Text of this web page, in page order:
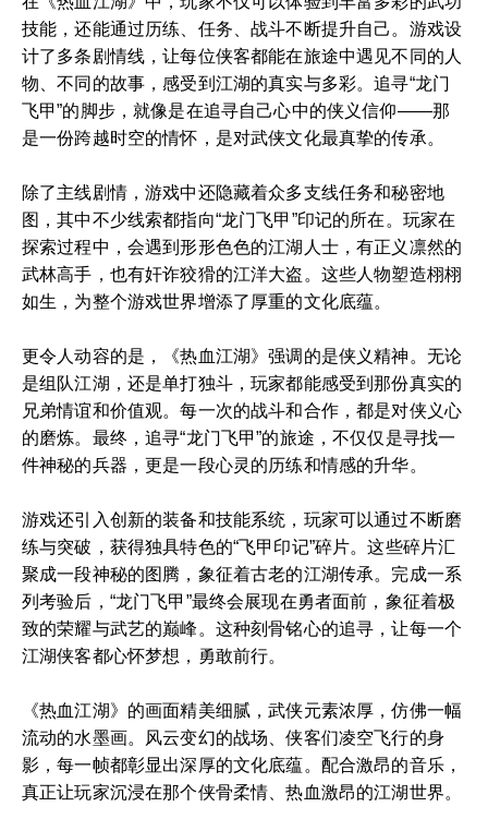
技能，还能通过历练、任务、战斗不断提升自己。游戏设
计了多条剧情线，让每位侠客都能在旅途中遇见不同的人
物、不同的故事，感受到江湖的真实与多彩。追寻“龙门
飞甲”的脚步，就像是在追寻自己心中的侠义信仰——那
是一份跨越时空的情怀，是对武侠文化最真挚的传承。
除了主线剧情，游戏中还隐藏着众多支线任务和秘密地
图，其中不少线索都指向“龙门飞甲”印记的所在。玩家在
探索过程中，会遇到形形色色的江湖人士，有正义凛然的
武林高手，也有奸诈狡猾的江洋大盗。这些人物塑造栩栩
如生，为整个游戏世界增添了厚重的文化底蕴。
更令人动容的是，《热血江湖》强调的是侠义精神。无论
是组队江湖，还是单打独斗，玩家都能感受到那份真实的
兄弟情谊和价值观。每一次的战斗和合作，都是对侠义心
的磨炼。最终，追寻“龙门飞甲”的旅途，不仅仅是寻找一
件神秘的兵器，更是一段心灵的历练和情感的升华。
游戏还引入创新的装备和技能系统，玩家可以通过不断磨
练与突破，获得独具特色的“飞甲印记”碎片。这些碎片汇
聚成一段神秘的图腾，象征着古老的江湖传承。完成一系
列考验后，“龙门飞甲”最终会展现在勇者面前，象征着极
致的荣耀与武艺的巅峰。这种刻骨铭心的追寻，让每一个
江湖侠客都心怀梦想，勇敢前行。
《热血江湖》的画面精美细腻，武侠元素浓厚，仿佛一幅
流动的水墨画。风云变幻的战场、侠客们凌空飞行的身
影，每一帧都彰显出深厚的文化底蕴。配合激昂的音乐，
真正让玩家沉浸在那个侠骨柔情、热血激昂的江湖世界。